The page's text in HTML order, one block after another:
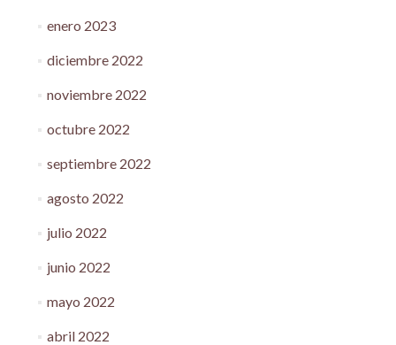
enero 2023
diciembre 2022
noviembre 2022
octubre 2022
septiembre 2022
agosto 2022
julio 2022
junio 2022
mayo 2022
abril 2022